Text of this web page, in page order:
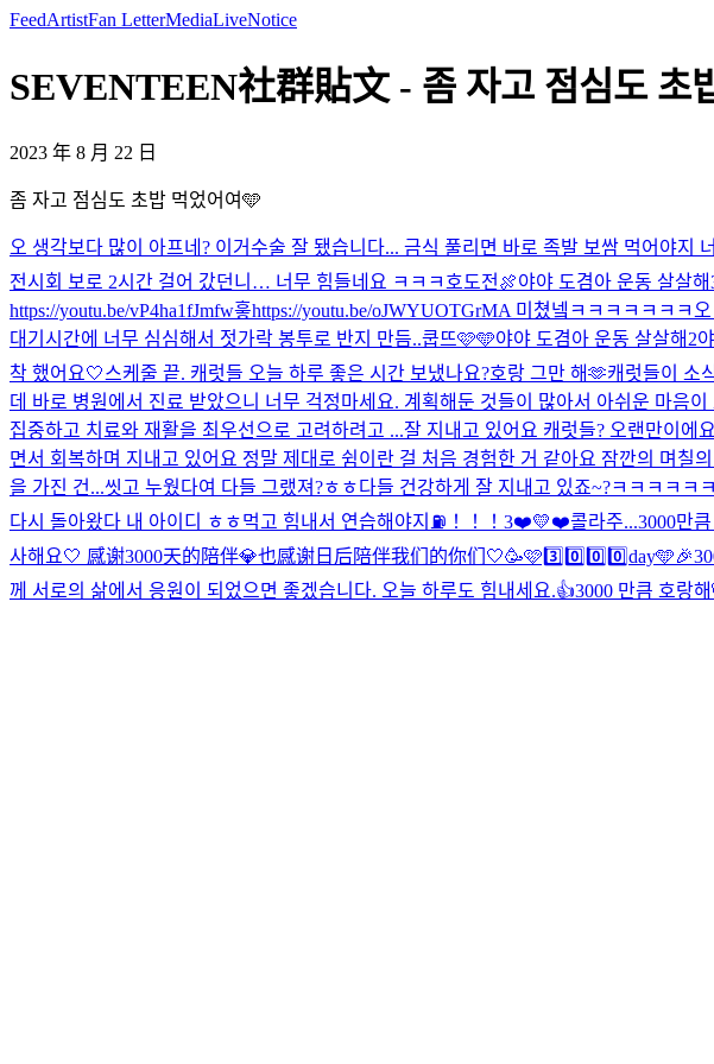
FeedArtistFan LetterMediaLiveNotice
SEVENTEEN社群貼文 - 좀 자고 점심도 초
2023 年 8 月 22 日
좀 자고 점심도 초밥 먹었어여🩵
오 생각보다 많이 아프네? 이거수술 잘 됐습니다... 금식 풀리면 바로 족발 보쌈 먹어야지
전시회 보로 2시간 걸어 갔던니… 너무 힘들네요 ㅋㅋㅋ 호도전🍖야야 도겸아 운동 살살해
https://youtu.be/vP4ha1fJmfw흫https://youtu.be/oJWYUOTGrMA 미쳤넼ㅋㅋㅋㅋㅋㅋㅋ
대기시간에 너무 심심해서 젓가락 봉투로 반지 만듬..쿱뜨🩷🩵야야 도겸아 운동 살살해2
착 했어요🤍스케줄 끝. 캐럿들 오늘 하루 좋은 시간 보냈나요?호랑 그만 해🫶캐럿들이 소
데 바로 병원에서 진료 받았으니 너무 걱정마세요. 계획해둔 것들이 많아서 아쉬운 마음
집중하고 치료와 재활을 최우선으로 고려하려고 ...잘 지내고 있어요 캐럿들? 오랜만이에
면서 회복하며 지내고 있어요 정말 제대로 쉼이란 걸 처음 경험한 거 같아요 잠깐의 며
을 가진 건...씻고 누웠다여 다들 그랬져?ㅎㅎ다들 건강하게 잘 지내고 있죠~?ㅋㅋㅋㅋㅋ
다시 돌아왔다 내 아이디 ㅎㅎ먹고 힘내서 연습해야지⛽️！！！ 3❤️💛❤️콜라주...3000만
사해요🤍 感谢3000天的陪伴💎也感谢日后陪伴我们的你们🤍🥳🩷3️⃣0️⃣0️⃣0️⃣day🩵🎉
께 서로의 삶에서 응원이 되었으면 좋겠습니다. 오늘 하루도 힘내세요.👍3000 만큼 호랑